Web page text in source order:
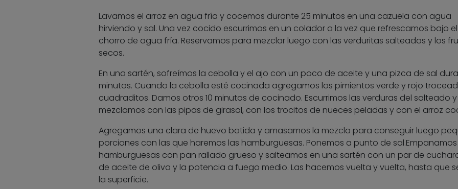
Lavamos el arroz en agua fría y cocemos durante 25 minutos en una cazuela con agua
hirviendo y sal. Una vez cocido escurrimos en un colador a la vez que refrescamos bajo el
chorro de agua fría. Reservamos para mezclar luego con las verduritas salteadas y los
secos.
En una sartén, sofreímos la cebolla y el ajo con un poco de aceite y una pizca de sal
minutos. Cuando la cebolla esté cocinada agregamos los pimientos verde y rojo
cuadraditos. Damos otros 10 minutos de cocinado. Escurrimos las verduras del salteado y
mezclamos con las pipas de girasol, con los trocitos de nueces peladas y con el arroz
Agregamos una clara de huevo batida y amasamos la mezcla para conseguir luego
porciones con las que haremos las hamburguesas. Ponemos a punto de
hamburguesas con pan rallado grueso y salteamos en una sartén con un par de
de aceite de oliva y la potencia a fuego medio. Las hacemos vuelta y vuelta, hasta que
la superficie.